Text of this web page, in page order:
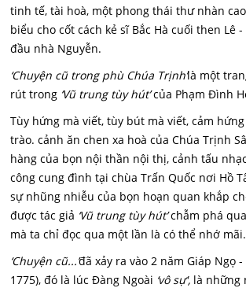
tinh tế, tài hoà, một phong thái thư nhàn
biểu cho cốt cách kẻ sĩ Bắc Hà cuối then Lê
đầu nhà Nguyễn.
‘Chuyện cũ trong phù Chúa Trịnh’là một
rút trong ‘Vũ trung tùy hút’của Phạm Đình
Tùy hứng mà viết, tùy bút mà viết, cảm
trào. cảnh ăn chen xa hoà của Chúa Trịnh
hàng của bọn nội thần nội thị, cảnh tấu
công cung đình tại chùa Trấn Quốc nơi Hồ
sự nhũng nhiễu của bọn hoạn quan khắp
được tác giả ‘Vũ trung tùy hút’chẫm phá
mà ta chỉ đọc qua một lần là có thể nhớ mãi.
‘Chuyện cũ...’đã xảy ra vào 2 năm Giáp Ngọ
1775), đó là lúc Đàng Ngoài ‘vô sự', là những